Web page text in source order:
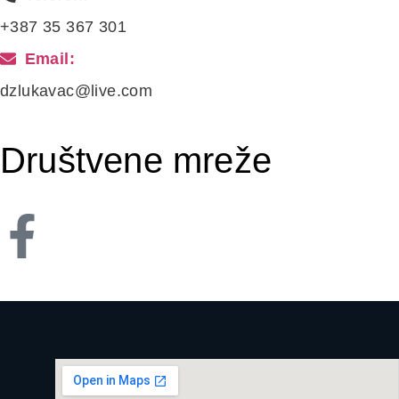
+387 35 367 301
Email:
dzlukavac@live.com
Društvene mreže